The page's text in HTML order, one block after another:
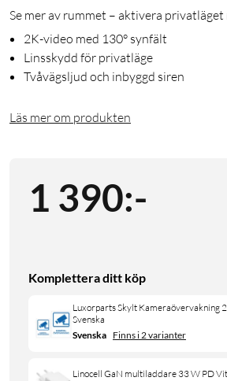
Se mer av rummet – aktivera privatläget
2K-video med 130° synfält
Linsskydd för privatläge
Tvåvägsljud och inbyggd siren
Läs mer om produkten
1 390:-
Komplettera ditt köp
Luxorparts Skylt Kameraövervakning
Svenska
Svenska Finns i 2 varianter
Linocell GaN multiladdare 33 W PD Vit